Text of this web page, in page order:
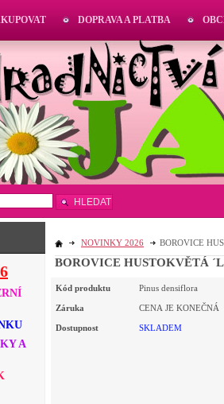
A
NOVINKY 2026 BOROVICE
BOROVICE HUSTOKVĚTÁ
Kód produktu Pinus densiflora
Záruka CENA JE KONEČNÁ
Dostupnost SKLADEM
DOPRAVA A PLATBA
HLEDAT